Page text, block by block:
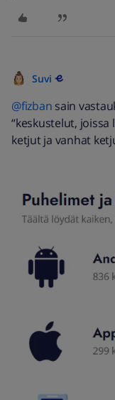
Suvi
@fizban sain
“keskustelut,
ketjut ja vanhat